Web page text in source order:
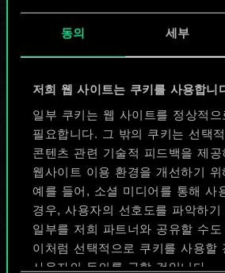
동의 세부
저희 웹 사이트는 쿠키를 사용합니
일부 쿠키는 웹 사이트를 정상적으
필요합니다. 그 밖의 쿠키는 선택
콘텐츠 관련 기술적 피드백을 제공
웹사이트 이용 환경을 개선하기 위
예를 들어, 소셜 미디어를 통해 사
경우, 사용자의 선호도를 파악하기
일부를 저희 파트너와 공유할 수
이처럼 선택적으로 쿠키를 사용할
사용자의 동의를 구할 것입니다.
않지만
무궁무
가능성을 가
있습니
덱 이름 짓기 & 가이드
덱 편집